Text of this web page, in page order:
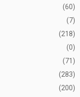
(60)
(7)
(218)
(0)
(71)
(283)
(200)